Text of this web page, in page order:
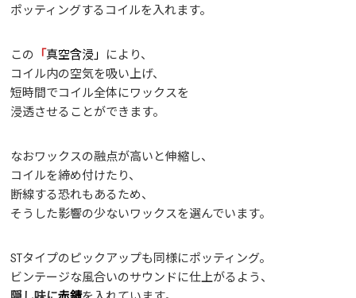
ポッティングするコイルを入れます。
この 「真空含浸」
により、
コイル内の空気を吸い上げ、
短時間でコイル全体にワックスを
浸透させることができます。
なおワックスの融点が高いと伸縮し、
コイルを締め付けたり、
断線する恐れもあるため、
そうした影響の少ないワックスを選んでいます。
STタイプのピックアップも同様にポッティング。
ビンテージな風合いのサウンドに仕上がるよう、